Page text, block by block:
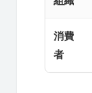
消費
者